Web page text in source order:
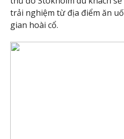
trải nghiệm từ địa điểm ăn
gian hoài cổ.